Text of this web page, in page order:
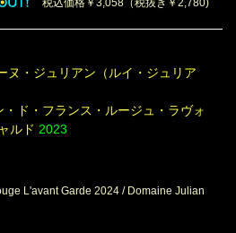
ヌ・ジュリアン（ルイ・ジュリア
・ド・フランス・ルージュ・ラヴォ
ルド 2023
L'avant Garde 2024 / Domaine Julian